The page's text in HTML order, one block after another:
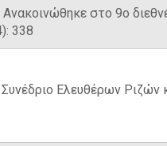
στο 9ο
338
Ελευθέρων Ριζών